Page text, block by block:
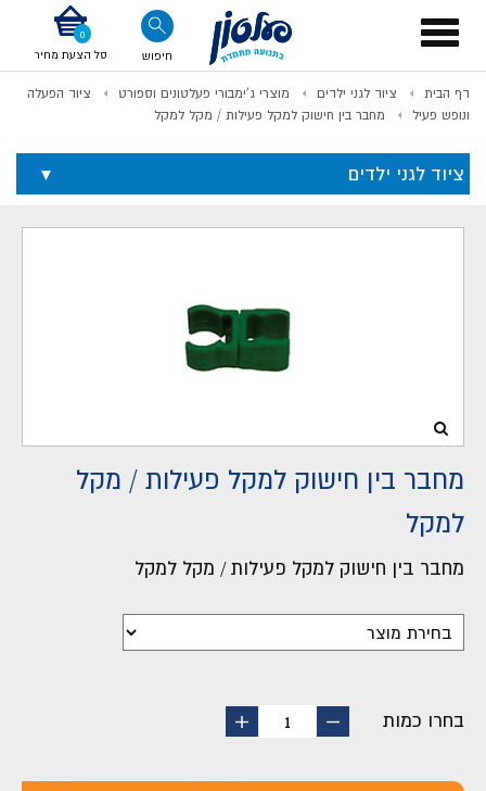
Toggle
navigation
חיפוש סל הצעת מחיר
דף הבית ציוד לגני ילדים מוצרי ג'ימבורי פעלטונים וספורט
ציוד הפעלה
ונופש פעיל
מחבר בין חישוק למקל פעילות / מקל למקל
ציוד לגני ילדים
מחבר בין חישוק למקל פעילות / מקל
למקל
מחבר בין חישוק למקל פעילות / מקל למקל
בחרו כמות
החסר
1
הוסף